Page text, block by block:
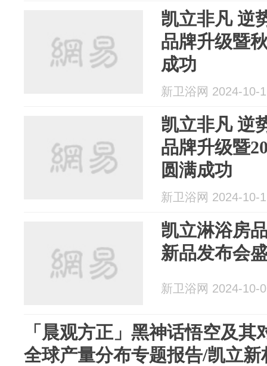
凯立非凡 逆
品牌升级暨
成功
新卫浴网 2024-10-
凯立非凡 逆
品牌升级暨
圆满成功
新卫浴网 2024-10-
凯立淋浴房
新品发布会
新卫浴网 2024-10-
「晨观方正」黑神话悟空及其
全球产量分布专题报告/凯立新